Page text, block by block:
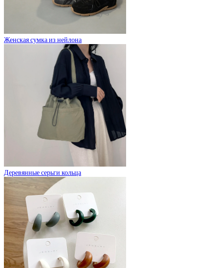
Женская сумка из нейлона
Деревянные серьги кольца